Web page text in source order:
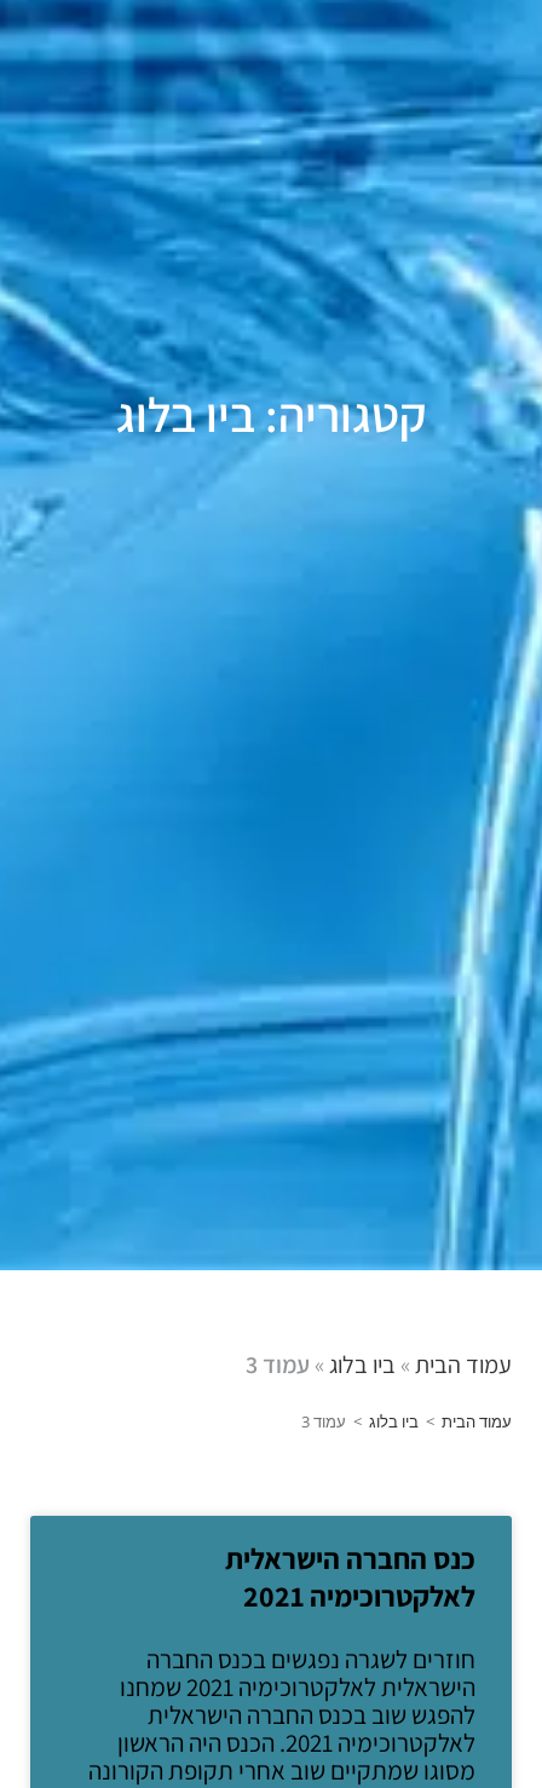
קטגוריה: ביו בלוג
עמוד הבית» ביו בלוג» עמוד 3
עמוד הבית > ביו בלוג > עמוד 3
כנס החברה הישראלית
לאלקטרוכימיה 2021
חוזרים לשגרה נפגשים בכנס החברה
הישראלית לאלקטרוכימיה 2021 שמחנו
להפגש שוב בכנס החברה הישראלית
לאלקטרוכימיה 2021. הכנס היה הראשון
מסוגו שמתקיים שוב אחרי תקופת הקורונה